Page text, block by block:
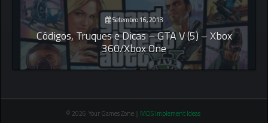
Setembro 16, 2013
Códigos, Truques e Dicas – GTA V (5) – Xbox
360/Xbox One
© 2026 Your Games Zone || MDS Implement Ideas